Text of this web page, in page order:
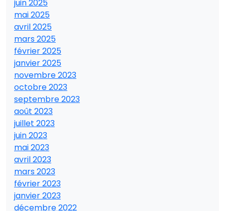
juin 2025
mai 2025
avril 2025
mars 2025
février 2025
janvier 2025
novembre 2023
octobre 2023
septembre 2023
août 2023
juillet 2023
juin 2023
mai 2023
avril 2023
mars 2023
février 2023
janvier 2023
décembre 2022